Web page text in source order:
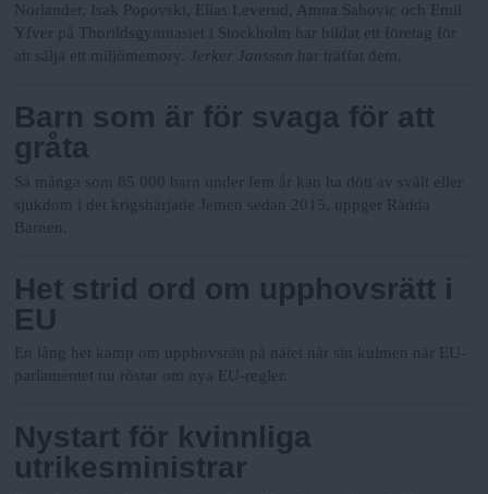
Norlander, Isak Popovski, Elias Leverud, Amna Sahovic och Emil
Yfver på Thorildsgymnasiet i Stockholm har bildat ett företag för
att sälja ett miljömemory.
Jerker Jansson har träffat dem.
Barn som är för svaga för att
gråta
Så många som 85 000 barn under fem år kan ha dött av svält eller
sjukdom i det krigshärjade Jemen sedan 2015, uppger Rädda
Barnen.
Het strid ord om upphovsrätt i
EU
En lång het kamp om upphovsrätt på nätet når sin kulmen när EU-
parlamentet nu röstar om nya EU-regler.
Nystart för kvinnliga
utrikesministrar